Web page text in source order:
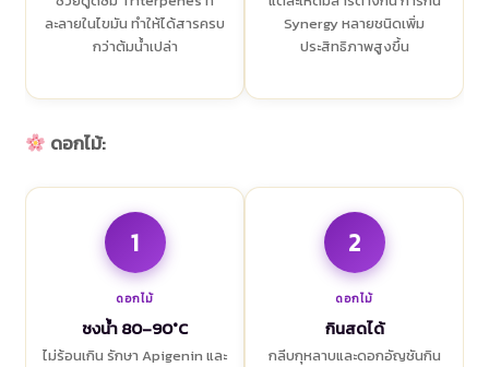
ละลายในไขมัน ทำให้ได้สารครบ
กว่าต้มน้ำเปล่า
Synergy หลายชนิดเพิ่ม
ประสิทธิภาพสูงขึ้น
ดอกไม้:
1
ดอกไม้
ชงน้ำ 80–90°C
ไม่ร้อนเกิน รักษา Apigenin และ
2
ดอกไม้
กินสดได้
กลีบกุหลาบและดอกอัญชันกิน